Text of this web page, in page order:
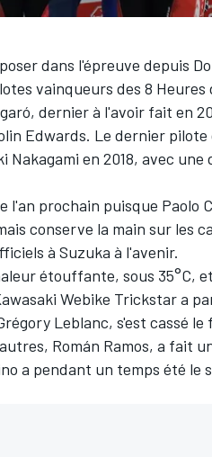
dans l'épreuve depuis
vainqueurs des 8 Heures
, dernier à l'avoir fait en
Edwards. Le dernier
Nakagami en 2018, avec une
l'an prochain puisque Paolo
conserve la main sur les
à Suzuka à l'avenir.
étouffante, sous 35°C,
Webike Trickstar a
Leblanc, s'est cassé le
Román Ramos, a fait
a pendant un temps été le